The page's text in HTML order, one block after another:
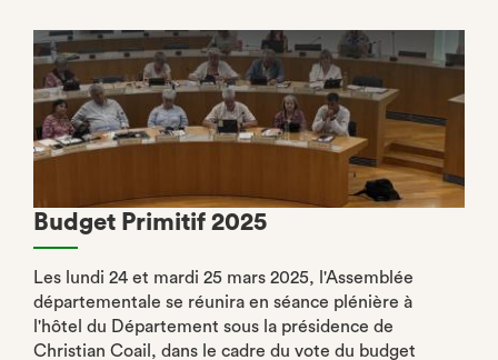
Budget Primitif 2025
Les lundi 24 et mardi 25 mars 2025, l'Assemblée
départementale se réunira en séance plénière à
l'hôtel du Département sous la présidence de
Christian Coail, dans le cadre du vote du budget